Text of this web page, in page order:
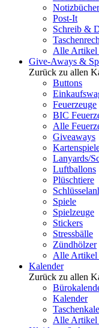
Notizbücher
Post-It
Schreib &
Alle Artikel
Give-Aways &
Zurück zu allen
Buttons
Feuerzeuge
BIC
Alle
Giveaways
Lanyards/
Luftballons
Plüschtiere
Spiele
Spielzeuge
Stickers
Stressbälle
Zündhölzer
Alle Artikel
Kalender
Zurück zu allen
Kalender
Alle Artikel